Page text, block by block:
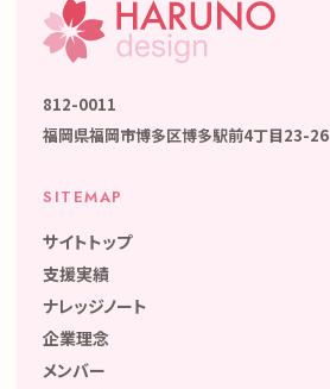
812-0011
福岡県福岡市博多区博多駅前4丁目23-26
SITEMAP
サイトトップ
支援実績
ナレッジノート
企業理念
メンバー